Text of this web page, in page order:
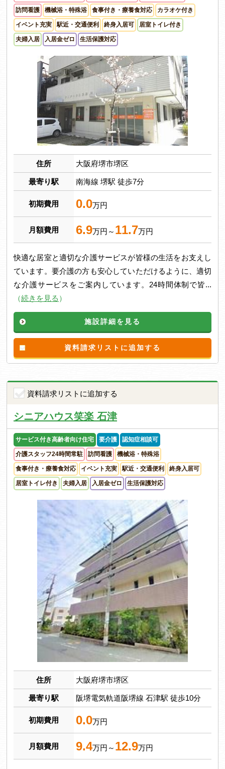
訪問看護 機械浴・特殊浴 食事付き・療養食対応 カラオケ付き
イベント充実 駅近・交通便利 終身入居可 居室トイレ付き
夫婦入居 入居金ゼロ 生活保護対応
住所 大阪府堺市堺区
最寄り駅 南海線 堺駅 徒歩7分
初期費用 0.0万円
月額費用 6.9万円～ 11.7万円
快適な居室と適切な介護サービスが皆様の生活をお支えし
ています。要介護の方も安心していただけるように、適切
な介護サービスをご案内しています。24時間体制で皆...
（続きを見る ）
施設詳細を見る
資料請求リストに追加する
資料請求リストに追加する
シニアハウス笑楽 石津
サービス付き高齢者向け住宅 要介護 認知症相談可
介護スタッフ24時間常駐 訪問看護 機械浴・特殊浴
食事付き・療養食対応 イベント充実 駅近・交通便利 終身入居可
居室トイレ付き 夫婦入居 入居金ゼロ 生活保護対応
住所 大阪府堺市堺区
最寄り駅 阪堺電気軌道阪堺線 石津駅 徒歩10分
初期費用 0.0万円
月額費用 9.4万円～ 12.9万円